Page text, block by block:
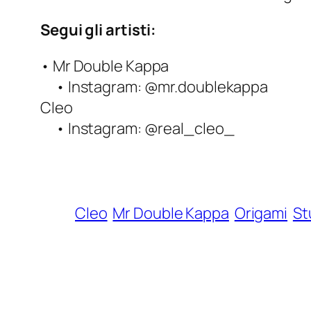
Segui gli artisti:
• Mr Double Kappa
• Instagram: @mr.doublekappa
Cleo
• Instagram: @real_cleo_
Cleo Mr Double Kappa Origami